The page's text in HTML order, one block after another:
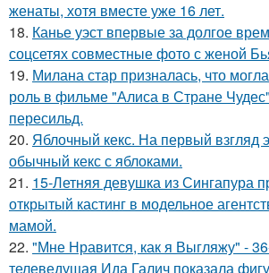
женаты, хотя вместе уже 16 лет.
18. Канье уэст впервые за долгое
соцсетях совместные фото с женой
19. Милана стар призналась, что
роль в фильме "Алиса в Стране
пересильд.
20. Яблочный кекс. На первый взгляд
обычный кекс с яблоками.
21. 15-Летняя девушка из Сингапура
открытый кастинг в модельное
мамой.
22. "Мне Нравится, как я Выгляжу" -
телеведущая Ида Галич показала